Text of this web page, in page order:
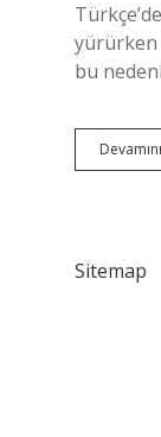
yürürken
bu
Sitemap